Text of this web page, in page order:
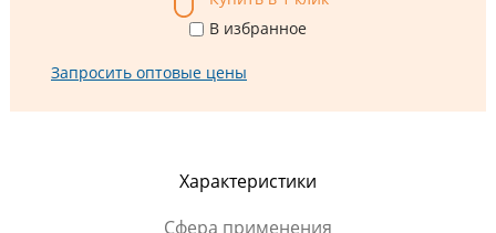
В избранное
Запросить оптовые цены
Характеристики
Сфера применения